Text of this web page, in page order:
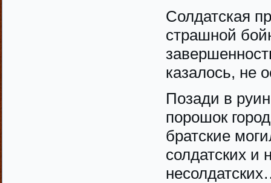
Солдатская
страшной
казалось, не
Позади в
порошок
братские
солдатских и